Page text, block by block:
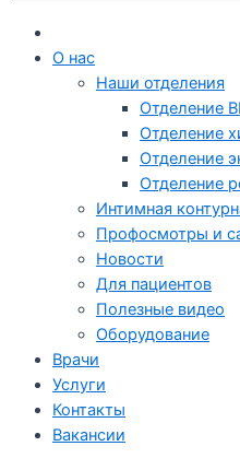
О нас
Наши отделения
Отделение
Отделение
Отделение
Отделение
Интимная
Профосмотры и
Новости
Для пациентов
Полезные видео
Оборудование
Врачи
Услуги
Контакты
Вакансии